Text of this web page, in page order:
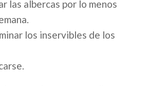
las albercas por lo menos
los inservibles de los